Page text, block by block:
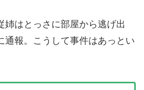
姉はとっさに部屋から逃げ出
通報。こうして事件はあっとい